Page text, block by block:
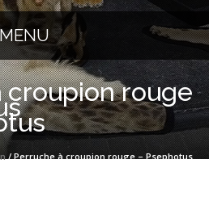
croupion rouge
/ Perruche à croupion rouge – Psephotus